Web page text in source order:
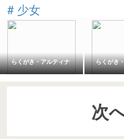
販売品がプレバン朝市か
ら在庫中【週二度目の朝
市】 販へ
# 少女
らくがき・アルティナ らくがき
次